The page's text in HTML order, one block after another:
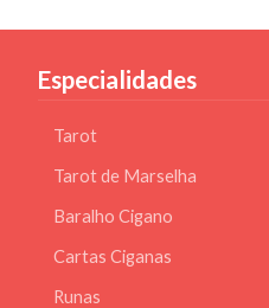
Especialidades
Tarot
Tarot de Marselha
Baralho Cigano
Cartas Ciganas
Runas